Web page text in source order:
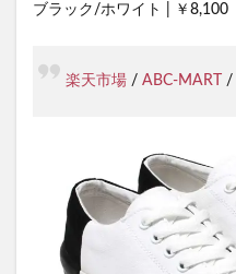
ブラック/ホワイト | ￥8,100
楽天市場 / ABC-MART /